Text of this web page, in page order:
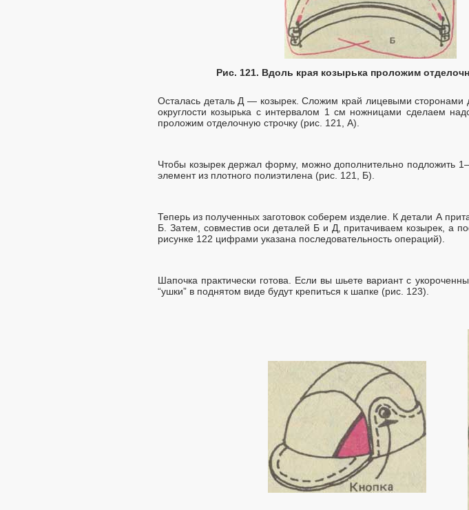
Рис. 121. Вдоль края козырька проложим
Осталась деталь Д — козырек. Сложим край лицевыми сторонами
округлости козырька с интервалом 1 см ножницами сделаем
проложим отделочную строчку (рис. 121, А).
Чтобы козырек держал форму, можно дополнительно подложить
элемент из плотного полиэтилена (рис. 121, Б).
Теперь из полученных заготовок соберем изделие. К детали А
Б. Затем, совместив оси деталей Б и Д, притачиваем козырек, а
рисунке 122 цифрами указана последовательность операций).
Шапочка практически готова. Если вы шьете вариант с
“ушки” в поднятом виде будут крепиться к шапке (рис. 123).